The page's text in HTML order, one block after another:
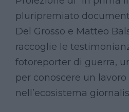
pluripremiato
Del Grosso e Matteo
raccoglie le
fotoreporter di guerra,
per conoscere un
nell’ecosistema